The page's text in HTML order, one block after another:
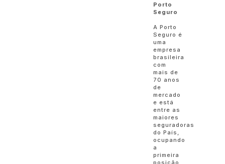
Porto
Seguro
A Porto
Seguro é
uma
empresa
brasileira
com
mais de
70 anos
de
mercado
e está
entre as
maiores
seguradoras
do País,
ocupando
a
primeira
posição